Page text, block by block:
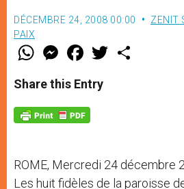
DÉCEMBRE 24, 2008 00:00 ZENIT
PAIX
W
t
s
p
p
M
e
s
e
g
e
F
a
e
b
o
k
w
Share this Entry
ROME, Mercredi 24 décembre
Les huit fidèles de la paroisse